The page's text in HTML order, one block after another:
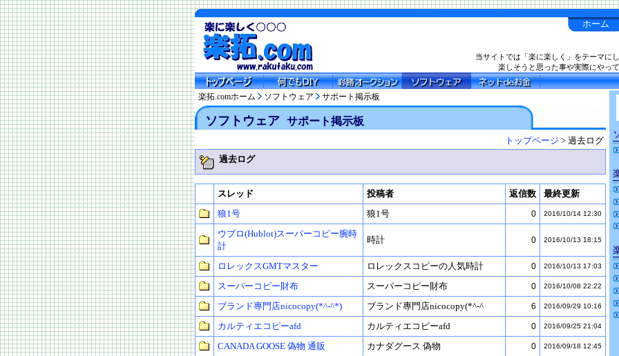
ホーム
当サイトでは「楽に楽しく」をテーマに
楽しそうと思った事や実際にやっ
楽拓.comホーム ソフトウェア サポート掲示板
ソフトウェア サポート掲示板
トップページ > 過去ログ
過去ログ
スレッド 投稿者 返信数
最終更新
狼1号
狼1号 0 2016/10/14 12:30
ウブロ(Hublot)スーパーコピー腕時
計
時計 0 2016/10/13 18:15
ロレックスGMTマスター ロレックスコピーの人気時計 0 2016/10/13 17:03
スーパーコピー財布 スーパーコピー財布 0 2016/10/08 22:22
ブランド專門店nicocopy(*^-^*) ブランド專門店nicocopy(*^-^ 6 2016/09/29 10:16
カルティエコピーafd カルティエコピーafd 0 2016/09/25 21:04
CANADA GOOSE 偽物 通販 カナダグース 偽物 0 2016/09/18 12:45